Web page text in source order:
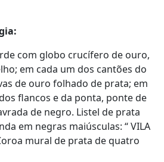
com globo crucífero de ouro,
em cada um dos cantões do
de ouro folhado de prata; em
flancos e da ponta, ponte de
de negro. Listel de prata
em negras maiúsculas: “ VILA
mural de prata de quatro